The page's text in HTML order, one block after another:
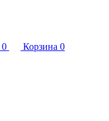
0 Корзина 0